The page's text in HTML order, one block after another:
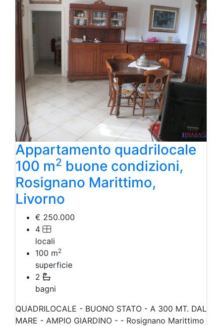
Appartamento quadrilocale
100 m2 buone condizioni,
Rosignano Marittimo,
Livorno
€ 250.000
4
locali
100 m2
superficie
2
bagni
QUADRILOCALE - BUONO STATO - A 300 MT. DAL
MARE - AMPIO GIARDINO - - Rosignano Marittimo